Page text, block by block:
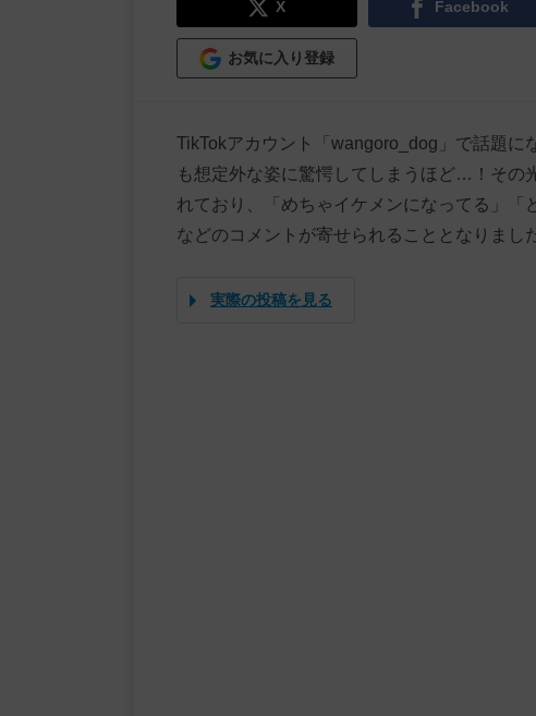
X Facebook
お気に入り登録
TikTokアカウント「wangoro_dog」で話題に
も想定外な姿に驚愕してしまうほど…！その
れており、「めちゃイケメンになってる」「
などのコメントが寄せられることとなりまし
実際の投稿を見る